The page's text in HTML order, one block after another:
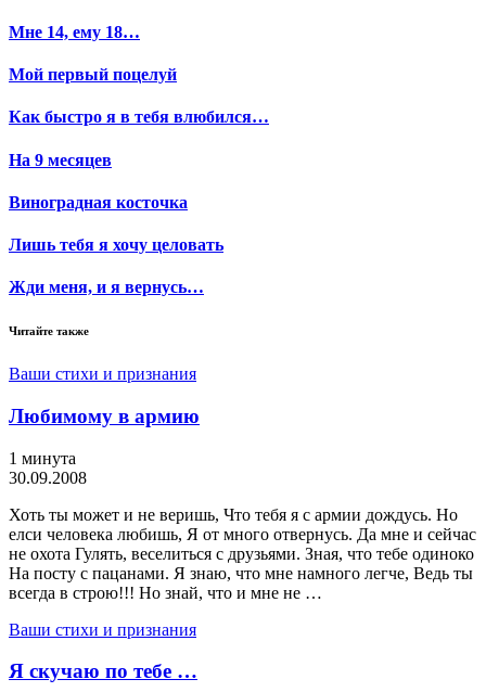
Мне 14, ему 18…
Мой первый поцелуй
Как быстро я в тебя влюбился…
На 9 месяцев
Виноградная косточка
Лишь тебя я хочу целовать
Жди меня, и я вернусь…
Читайте также
Ваши стихи и признания
Любимому в армию
1 минута
30.09.2008
Хоть ты может и не веришь, Что тебя я с армии дождусь. Но
елси человека любишь, Я от много отвернусь. Да мне и сейчас
не охота Гулять, веселиться с друзьями. Зная, что тебе одиноко
На посту с пацанами. Я знаю, что мне намного легче, Ведь ты
всегда в строю!!! Но знай, что и мне не …
Ваши стихи и признания
Я скучаю по тебе …